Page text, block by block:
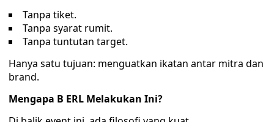
Tanpa tiket.
Tanpa syarat rumit.
Tanpa tuntutan target.
Hanya satu tujuan: menguatkan ikatan antar mitra dan
brand.
Mengapa B ERL Melakukan Ini?